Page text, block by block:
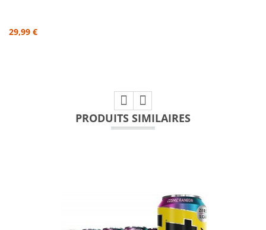
29,99 €
PRODUITS SIMILAIRES